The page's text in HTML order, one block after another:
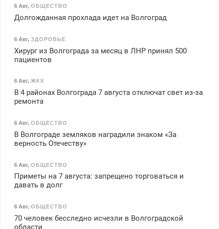
6 Авг, ОБЩЕСТВО
Долгожданная прохлада идет на Волгоград
6 Авг, ЗДОРОВЬЕ
Хирург из Волгограда за месяц в ЛНР принял 500
пациентов
6 Авг, ЖКХ
В 4 районах Волгограда 7 августа отключат свет из-за
ремонта
6 Авг, ОБЩЕСТВО
В Волгограде земляков наградили знаком «За
верность Отечеству»
6 Авг, ОБЩЕСТВО
Приметы на 7 августа: запрещено торговаться и
давать в долг
6 Авг, ОБЩЕСТВО
70 человек бесследно исчезли в Волгоградской
области